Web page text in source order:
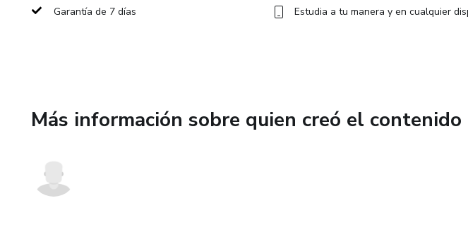
✅ Reducir el estrés antes de exámenes
Garantía de 7 días Estudia a tu manera y en cualquier
Más información sobre quien creó el contenido